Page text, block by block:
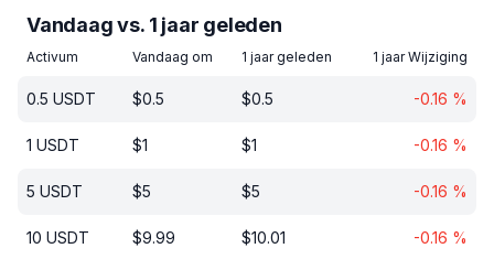
Vandaag vs. 1 jaar geleden
Activum Vandaag om 1 jaar geleden 1 jaar Wijziging
0.5 USDT $0.5 $0.5 -0.16 %
1 USDT $1 $1 -0.16 %
5 USDT $5 $5 -0.16 %
10 USDT $9.99 $10.01 -0.16 %